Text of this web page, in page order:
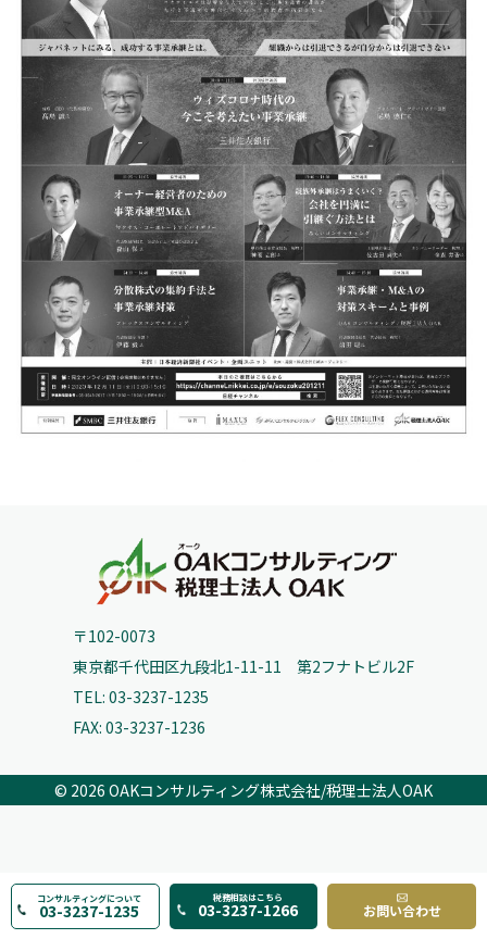
〒102-0073
東京都千代田区九段北1-11-11 第2フナトビル2F
TEL: 03-3237-1235
FAX: 03-3237-1236
© 2026 OAKコンサルティング株式会社/税理士法人OAK
コンサルティングについて
03-3237-1235
税務相談はこちら
03-3237-1266 お問い合わせ